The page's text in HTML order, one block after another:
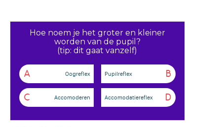
Hoe noem je het groter en kleiner
worden van de pupil?
(tip: dit gaat vanzelf)
A Oogreflex B
Pupilreflex
C Accomoderen D
Accomodatiereflex